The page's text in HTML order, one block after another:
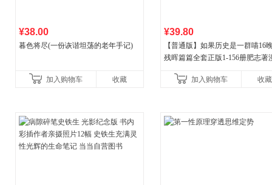
¥38.00
暮色将尽(一份诙谐坦荡的老年手记)
加入购物车 收藏
¥39.80
【普通版】如果历史是一群喵16
残晖篇篇全套正版1-156册肥志著
儿童西游喵知识
加入购物车 收藏